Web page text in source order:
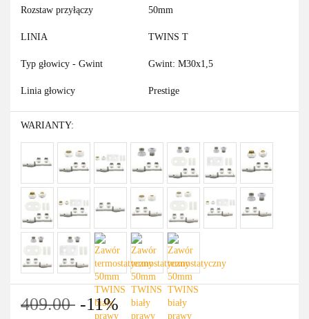
Rozstaw przyłączy 50mm
LINIA TWINS T
Typ głowicy - Gwint Gwint: M30x1,5
Linia głowicy Prestige
WARIANTY:
409.00 -11%